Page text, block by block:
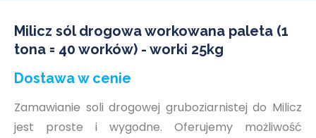
Milicz sól drogowa workowana paleta (1
tona = 40 worków) - worki 25kg
Dostawa w cenie
Zamawianie soli drogowej gruboziarnistej do Milicz
jest proste i wygodne. Oferujemy możliwość